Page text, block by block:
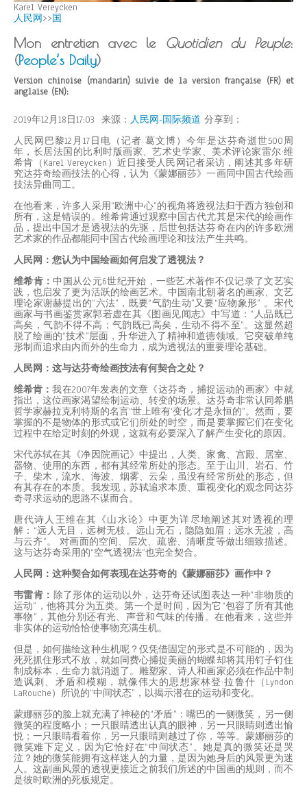
Karel Vereycken
人民网>>国
Mon entretien avec le Quotidien du Peuple:
(People’s Daily)
Version chinoise (mandarin) suivie de la version française (FR) et
anglaise (EN):
2019年12月18日17:03 来源： 人民网-国际频道 分享到：
人民网巴黎12月17日电（记者 葛文博）今年是达芬奇逝世500周
年，长居法国的比利时版画家、艺术史学家、美术评论家雷尔·维
希肯（Karel Vereycken）近日接受人民网记者采访，阐述其多年研
究达芬奇绘画技法的心得，认为《蒙娜丽莎》一画同中国古代绘画
技法异曲同工。
在他看来，许多人采用“欧洲中心”的视角将透视法归于西方独创和
所有，这是错误的。维希肯通过观察中国古代尤其是宋代的绘画作
品，提出中国才是透视法的先驱，后世包括达芬奇在内的许多欧洲
艺术家的作品都能同中国古代绘画理论和技法产生共鸣。
人民网：您认为中国绘画如何启发了透视法？
维希肯：中国从公元6世纪开始，一些艺术著作不仅记录了文艺实
践，也启发了更为活跃的绘画艺术。中国南北朝著名的画家、文艺
理论家谢赫提出的“六法”，既要“气韵生动”又要“应物象形” 。宋代
画家与书画鉴赏家郭若虚在其《图画见闻志》中写道：“人品既已
高矣，气韵不得不高；气韵既已高矣，生动不得不至”。这显然超
脱了绘画的“技术”层面，升华进入了精神和道德领域。它突破单纯
形制而追求由内而外的生命力，成为透视法的重要理论基础。
人民网：这与达芬奇绘画技法有何契合之处？
维希肯：我在2007年发表的文章《达芬奇，捕捉运动的画家》中就
指出，这位画家渴望绘制运动、转变的场景。达芬奇非常认同希腊
哲学家赫拉克利特斯的名言“世上唯有‘变化’才是永恒的”。然而，要
掌握的不是物体的形式或它们所处的时空，而是要掌握它们在变化
过程中在给定时刻的外观，这就有必要深入了解产生变化的原因。
宋代苏轼在其《净因院画记》中提出，人类、家禽、宫殿、居室、
器物、使用的东西，都有其经常所处的形态。至于山川、岩石、竹
子、柴木，流水、海波、烟雾、云朵，虽没有经常所处的形态，但
有其存在的本质。我发现，苏轼追求本质、重视变化的观念同达芬
奇寻求运动的思路不谋而合。
唐代诗人王维在其《山水论》中更为详尽地阐述其对透视的理
解：“远人无目，远树无枝。远山无石，隐隐如眉；远水无波，高
与云齐”。 对画面的空间、层次、疏密、清晰度等做出细致描述。
这与达芬奇采用的“空气透视法”也完全契合。
人民网：这种契合如何表现在达芬奇的《蒙娜丽莎》画作中？
韦雷肯： 除了形体的运动以外，达芬奇还试图表达一种“非物质的
运动”，他将其分为五类。第一个是时间，因为它“包容了所有其他
事物”，其他分别还有光、声音和气味的传播。在他看来，这些并
非实体的运动恰恰使事物充满生机。
但是，如何描绘这种生机呢？仅凭借固定的形式是不可能的，因为
死死抓住形式不放，就如同费心捕捉美丽的蝴蝶却将其用钉子钉住
制成标本，生命力就消逝了。雕塑家、诗人和画家必须在作品中制
造讽刺、矛盾和模糊，就像伟大的思想家林登·拉鲁什（Lyndon
LaRouche）所说的“中间状态”，以揭示潜在的运动和变化。
蒙娜丽莎的脸上就充满了神秘的“矛盾”：嘴巴的一侧微笑，另一侧
微笑的程度略小；一只眼睛透出认真的眼神，另一只眼睛则透出愉
悦；一只眼睛看着你，另一只眼睛则越过了你，等等。蒙娜丽莎的
微笑难下定义，因为它恰好在“中间状态”。她是真的微笑还是哭
泣？她的微笑能拥有这样迷人的力量，是因为她身后的风景更为迷
人。这副画风景的透视更接近之前我们所述的中国画的规则，而不
是彼时欧洲的死板规定。